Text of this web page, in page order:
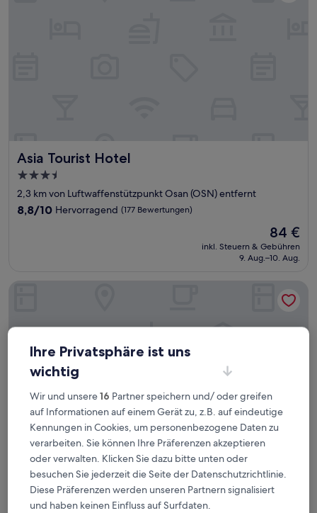
Asia Tourist Hotel
Asia Tourist Hotel
3.5-
Sterne-
Unterkunft
2,3 km von Luftwaffenstützpunkt Osan (OSN) entfernt
8.8
8,8/10 Hervorragend (177 Bewertungen)
Der
Preis
beträgt
84 €
inkl. Steuern & Gebühren
9. Aug.–10. Aug.
Hotel Amigo Pyeongtaek Songtan
Hotel Amigo Pyeongtaek Songtan
3.5-
Sterne-
2,3 km von Luftwaffenstützpunkt Osan (OSN) entfernt
Hotel Amigo Pyeongtaek Songtan
Ihre Privatsphäre ist uns
wichtig
Wir und unsere16 Partner speichern und/ oder greifen
auf Informationen auf einem Gerät zu, z.B. auf eindeutige
Kennungen in Cookies, um personenbezogene Daten zu
verarbeiten. Sie können Ihre Präferenzen akzeptieren
oder verwalten. Klicken Sie dazu bitte unten oder
besuchen Sie jederzeit die Seite der Datenschutzrichtlinie.
Diese Präferenzen werden unseren Partnern signalisiert
und haben keinen Einfluss auf Surfdaten.